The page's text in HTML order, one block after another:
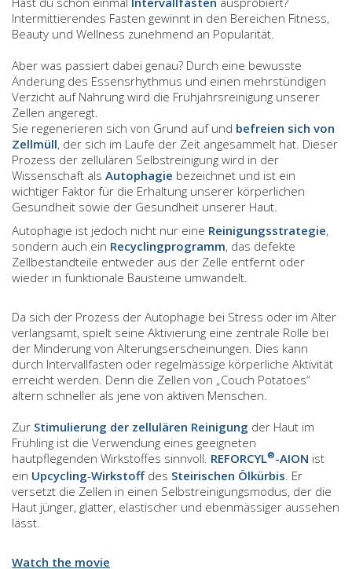
Intermittierendes Fasten gewinnt in den Bereichen Fitness,
Beauty und Wellness zunehmend an Popularität.
Aber was passiert dabei genau? Durch eine bewusste
Änderung des Essensrhythmus und einen mehrstündigen
Verzicht auf Nahrung wird die Frühjahrsreinigung unserer
Zellen angeregt.
Sie regenerieren sich von Grund auf und befreien sich von
Zellmüll, der sich im Laufe der Zeit angesammelt hat. Dieser
Prozess der zellulären Selbstreinigung wird in der
Wissenschaft als Autophagie bezeichnet und ist ein
wichtiger Faktor für die Erhaltung unserer körperlichen
Gesundheit sowie der Gesundheit unserer Haut.
Autophagie ist jedoch nicht nur eine Reinigungsstrategie,
sondern auch ein Recyclingprogramm, das defekte
Zellbestandteile entweder aus der Zelle entfernt oder
wieder in funktionale Bausteine umwandelt.
Da sich der Prozess der Autophagie bei Stress oder im Alter
verlangsamt, spielt seine Aktivierung eine zentrale Rolle bei
der Minderung von Alterungserscheinungen. Dies kann
durch Intervallfasten oder regelmässige körperliche Aktivität
erreicht werden. Denn die Zellen von „Couch Potatoes“
altern schneller als jene von aktiven Menschen.
Zur Stimulierung der zellulären Reinigung der Haut im
Frühling ist die Verwendung eines geeigneten
hautpflegenden Wirkstoffes sinnvoll. REFORCYL®-AION ist
ein Upcycling-Wirkstoff des Steirischen Ölkürbis . Er
versetzt die Zellen in einen Selbstreinigungsmodus, der die
Haut jünger, glatter, elastischer und ebenmässiger aussehen
lässt.
Watch the movie